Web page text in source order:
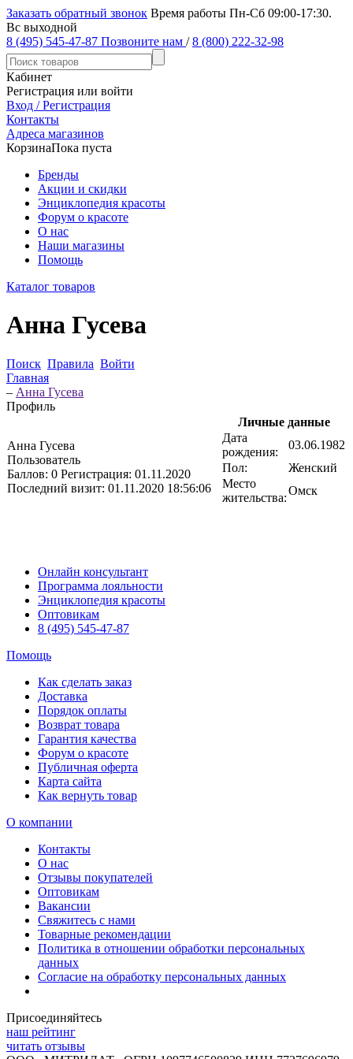
Заказать обратный звонок Время работы Пн-Сб 09:00-17:30.
Вс выходной
8 (495) 545-47-87 Позвоните нам / 8 (800) 222-32-98
Кабинет
Регистрация или войти
Вход / Регистрация
Контакты
Адреса магазинов
КорзинаПока пуста
Бренды
Акции и скидки
Энциклопедия красоты
Форум о красоте
О нас
Наши магазины
Помощь
Каталог товаров
Анна Гусева
Поиск Правила Войти
Главная
– Анна Гусева
Профиль
Анна Гусева
Пользователь
Баллов: 0 Регистрация: 01.11.2020
Последний визит: 01.11.2020 18:56:06
Личные данные
Дата
рождения:
03.06.1982
Пол:
Женский
Место
жительства:
Омск
Онлайн консультант
Программа лояльности
Энциклопедия красоты
Оптовикам
8 (495) 545-47-87
Помощь
Как сделать заказ
Доставка
Порядок оплаты
Возврат товара
Гарантия качества
Форум о красоте
Публичная оферта
Карта сайта
Как вернуть товар
О компании
Контакты
О нас
Отзывы покупателей
Оптовикам
Вакансии
Свяжитесь с нами
Товарные рекомендации
Политика в отношении обработки персональных
данных
Согласие на обработку персональных данных
Присоединяйтесь
наш рейтинг
читать отзывы